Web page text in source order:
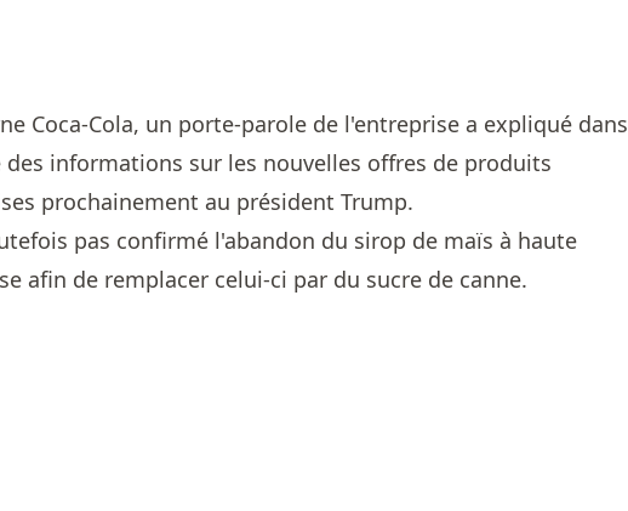
Coca-Cola, un porte-parole de l'entreprise a expliqué dans
informations sur les nouvelles offres de produits
prochainement au président Trump.
pas confirmé l'abandon du sirop de maïs à haute
afin de remplacer celui-ci par du sucre de canne.